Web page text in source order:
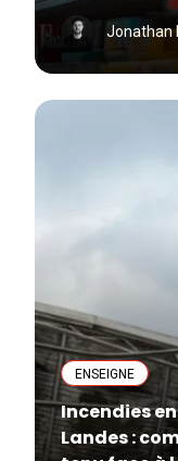
Jonathan
ENSEIGNE
Incendies
Landes :